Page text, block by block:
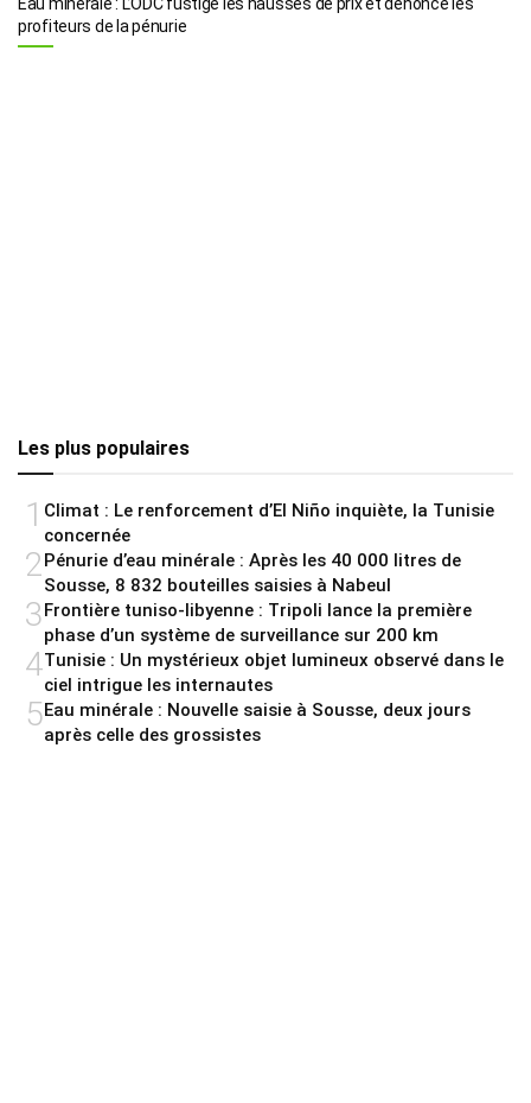
profiteurs de la pénurie
Les plus populaires
1 Climat : Le renforcement d’El Niño inquiète, la Tunisie
concernée
2Pénurie d’eau minérale : Après les 40 000 litres de
Sousse, 8 832 bouteilles saisies à Nabeul
3Frontière tuniso-libyenne : Tripoli lance la première
phase d’un système de surveillance sur 200 km
4Tunisie : Un mystérieux objet lumineux observé dans le
ciel intrigue les internautes
5Eau minérale : Nouvelle saisie à Sousse, deux jours
après celle des grossistes